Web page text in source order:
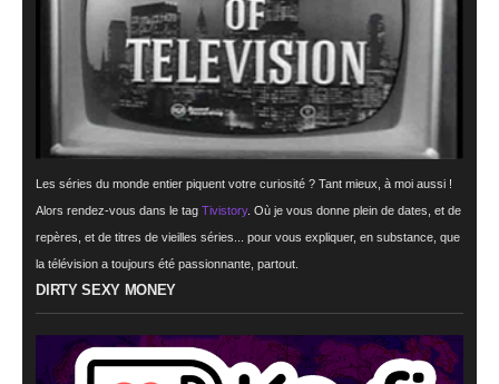
Les séries du monde entier piquent votre curiosité ? Tant mieux, à moi aussi !
Alors rendez-vous dans le tagTivistory. Où je vous donne plein de dates, et de
repères, et de titres de vieilles séries... pour vous expliquer, en substance, que
la télévision a toujours été passionnante, partout.
DIRTY SEXY MONEY